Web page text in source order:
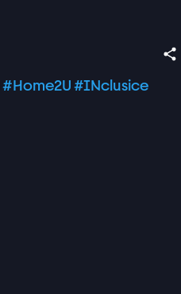
#Home2U#INclusice